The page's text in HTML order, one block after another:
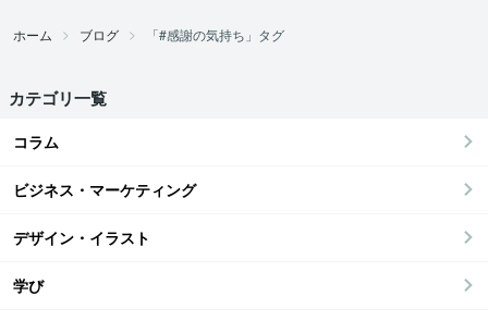
ホーム ブログ 「#感謝の気持ち」タグ
カテゴリ一覧
コラム
ビジネス・マーケティング
デザイン・イラスト
学び